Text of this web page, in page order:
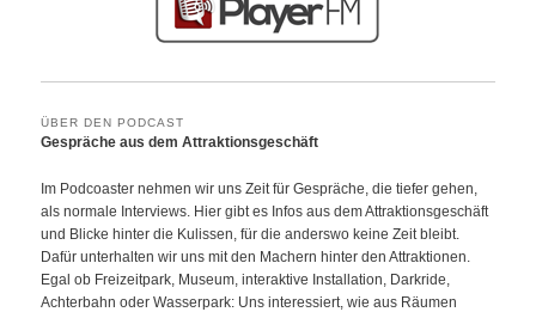
ÜBER DEN PODCAST
Gespräche aus dem Attraktionsgeschäft
Im Podcoaster nehmen wir uns Zeit für Gespräche, die tiefer gehen,
als normale Interviews. Hier gibt es Infos aus dem Attraktionsgeschäft
und Blicke hinter die Kulissen, für die anderswo keine Zeit bleibt.
Dafür unterhalten wir uns mit den Machern hinter den Attraktionen.
Egal ob Freizeitpark, Museum, interaktive Installation, Darkride,
Achterbahn oder Wasserpark: Uns interessiert, wie aus Räumen